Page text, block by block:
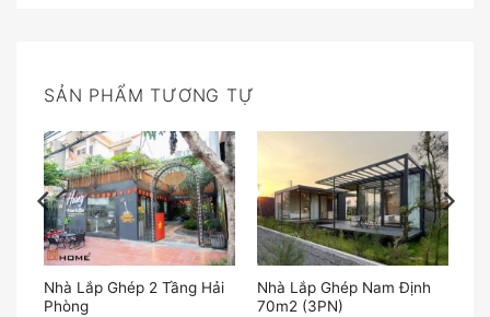
SẢN PHẨM TƯƠNG TỰ
Nhà Lắp Ghép 2 Tầng Hải
Phòng
Nhà Lắp Ghép Nam Định
70m2 (3PN)